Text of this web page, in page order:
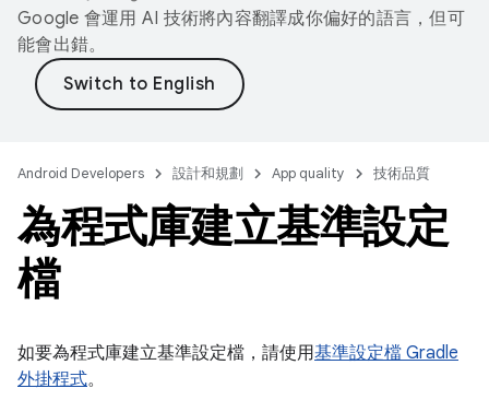
Google 會運用 AI 技術將內容翻譯成你偏好的語言，但可
能會出錯。
Android Developers 設計和規劃 App quality 技術品質
為程式庫建立基準設定
檔
如要為程式庫建立基準設定檔，請使用基準設定檔 Gradle
外掛程式。